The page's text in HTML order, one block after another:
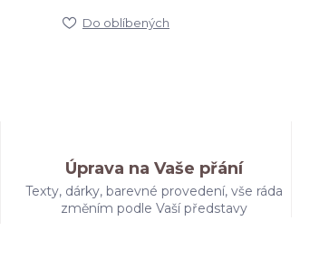
Do oblíbených
Úprava na Vaše přání
Texty, dárky, barevné provedení, vše ráda
změním podle Vaší představy